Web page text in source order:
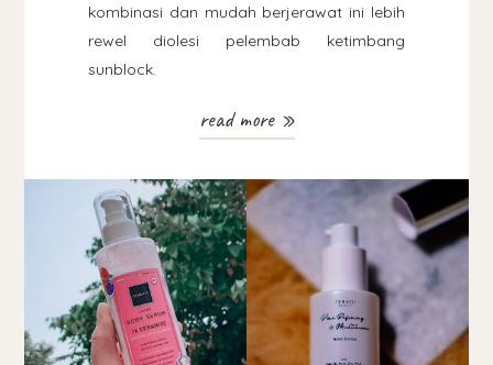
kombinasi dan mudah berjerawat ini lebih
rewel diolesi pelembab ketimbang
sunblock.
read more »